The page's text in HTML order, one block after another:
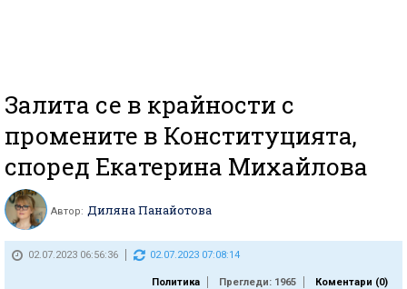
Залита се в крайности с
промените в Конституцията,
според Екатерина Михайлова
Автор: Диляна Панайотова
02.07.2023 06:56:36 02.07.2023 07:08:14
Политика Прегледи: 1965 Коментари (0)